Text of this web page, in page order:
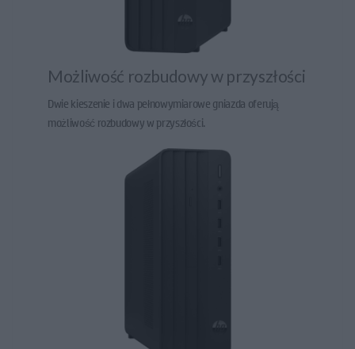
Możliwość rozbudowy w przyszłości
Dwie kieszenie i dwa pełnowymiarowe gniazda oferują
możliwość rozbudowy w przyszłości.